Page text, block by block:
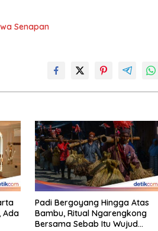
Senapan
Ada
Padi Bergoyang Hingga Atas
Bambu, Ritual Ngarengkong
Bersama Sebab Itu Wujud